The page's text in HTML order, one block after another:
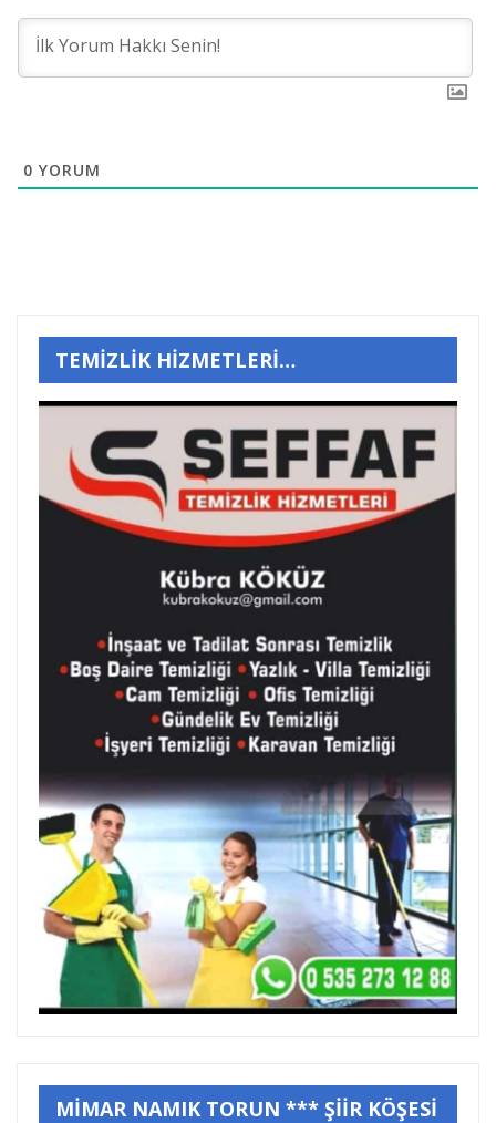
0 YORUM
TEMİZLİK HİZMETLERİ…
MİMAR NAMIK TORUN *** ŞİİR KÖŞESİ